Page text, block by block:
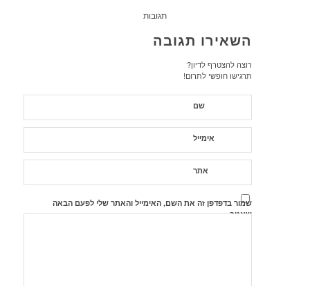
תגובות
השאירו תגובה
רוצה להצטרף לדיון?
תרגישו חופשי לתרום!
שם
אימייל
אתר
שמור בדפדפן זה את השם, האימייל והאתר שלי לפעם הבאה
שאגיב.